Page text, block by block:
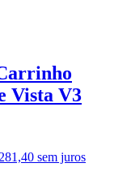
Vista V3
sem juros